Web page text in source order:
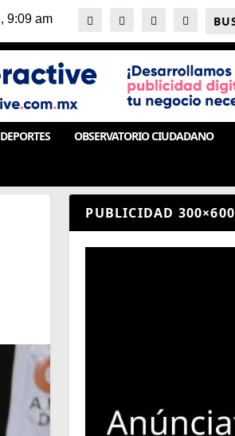
DEPORTES OBSERVATORIO CIUDADANO
PUBLICIDAD 300×600